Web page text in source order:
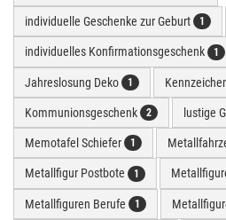
individuelle Geschenke zur Geburt 1
individuelles Konfirmationsgeschenk 1
Jahreslosung Deko 1
Kommunionsgeschenk 2 lustige
Memotafel Schiefer 1
Metallfigur Postbote 1
Metallfiguren Berufe 1